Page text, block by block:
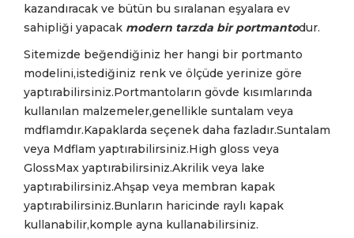
kazandıracak ve bütün bu sıralanan eşyalara ev
sahipliği yapacak modern tarzda bir portmantodur.
Sitemizde beğendiğiniz her hangi bir portmanto
modelini,istediğiniz renk ve ölçüde yerinize göre
yaptırabilirsiniz.Portmantoların gövde kısımlarında
kullanılan malzemeler,genellikle suntalam veya
mdflamdır.Kapaklarda seçenek daha fazladır.Suntalam
veya Mdflam yaptırabilirsiniz.High gloss veya
GlossMax yaptırabilirsiniz.Akrilik veya lake
yaptırabilirsiniz.Ahşap veya membran kapak
yaptırabilirsiniz.Bunların haricinde raylı kapak
kullanabilir,komple ayna kullanabilirsiniz.